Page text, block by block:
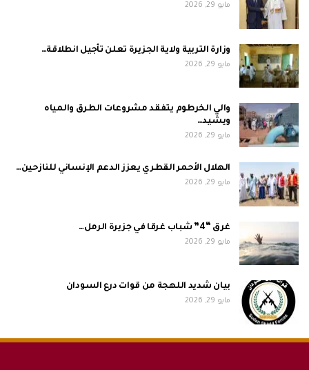
مايو 29, 2026
وزارة التربية ولاية الجزيرة تعلن تأجيل انطلاقة…
مايو 29, 2026
والي الخرطوم يتفقد مشروعات الطرق والمياه
ويشيد…
مايو 29, 2026
الهلال الأحمر القطري يعزز الدعم الإنساني للنازحين…
مايو 29, 2026
غرق “4” شباب غرقا في جزيرة الرمل…
مايو 29, 2026
بيان شديد اللهجة من قوات درع السودان
مايو 29, 2026